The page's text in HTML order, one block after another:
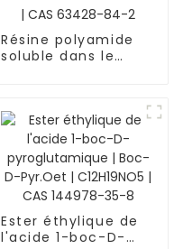
Résine polyamide
soluble dans le
Ester éthylique de
l'acide 1-boc-D-